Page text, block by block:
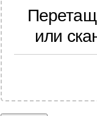
или